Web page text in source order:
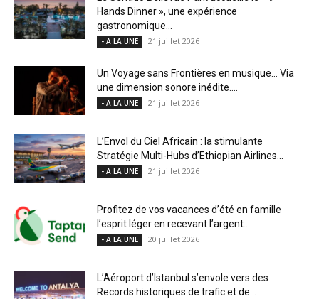
Hands Dinner », une expérience
gastronomique...
- A LA UNE 21 juillet 2026
Un Voyage sans Frontières en musique… Via
une dimension sonore inédite....
- A LA UNE 21 juillet 2026
L’Envol du Ciel Africain : la stimulante
Stratégie Multi-Hubs d’Ethiopian Airlines...
- A LA UNE 21 juillet 2026
Profitez de vos vacances d’été en famille
l’esprit léger en recevant l’argent...
- A LA UNE 20 juillet 2026
L’Aéroport d’Istanbul s’envole vers des
Records historiques de trafic et de...